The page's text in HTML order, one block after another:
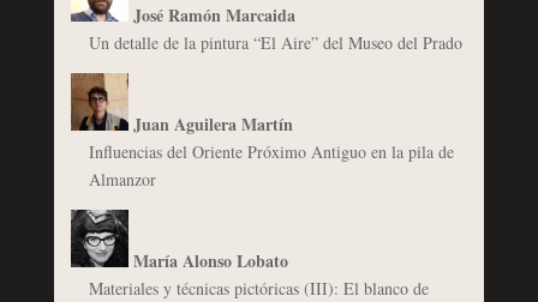
José Ramón Marcaida
Un detalle de la pintura “El Aire” del Museo del Prado
Juan Aguilera Martín
Influencias del Oriente Próximo Antiguo en la pila de
Almanzor
María Alonso Lobato
Materiales y técnicas pictóricas (III): El blanco de